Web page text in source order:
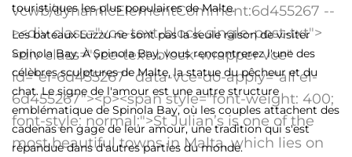
touristiques les plus populaires de Malte.
Les bateaux Luzzu ne sont pas la seule raison de visiter
Spinola Bay. À Spinola Bay, vous rencontrerez l'une des
célèbres sculptures de Malte, la statue du pêcheur et du
chat. Le signe de l'amour est une autre structure
emblématique de Spinola Bay, où les couples attachent des
cadenas en gage de leur amour, une tradition qui s'est
répandue dans d'autres parties du monde.